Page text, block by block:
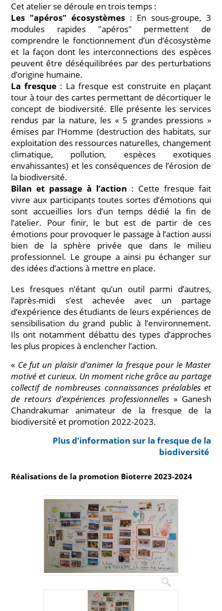
Cet atelier se déroule en trois temps :
Les "apéros" écosystèmes: En sous-groupe, 3
modules rapides "apéros" permettent de
comprendre le fonctionnement d’un d’écosystème
et la façon dont les interconnections des espèces
peuvent être déséquilibrées par des perturbations
d’origine humaine.
La fresque : La fresque est construite en plaçant
tour à tour des cartes permettant de décortiquer le
concept de biodiversité. Elle présente les services
rendus par la nature, les « 5 grandes pressions »
émises par l’Homme (destruction des habitats, sur
exploitation des ressources naturelles, changement
climatique, pollution, espèces exotiques
envahissantes) et les conséquences de l’érosion de
la biodiversité.
Bilan et passage à l’action : Cette fresque fait
vivre aux participants toutes sortes d’émotions qui
sont accueillies lors d’un temps dédié la fin de
l’atelier. Pour finir, le but est de partir de ces
émotions pour provoquer le passage à l’action aussi
bien de la sphère privée que dans le milieu
professionnel. Le groupe a ainsi pu échanger sur
des idées d’actions à mettre en place.
Les fresques n’étant qu’un outil parmi d’autres,
l’après-midi s’est achevée avec un partage
d’expérience des étudiants de leurs expériences de
sensibilisation du grand public à l’environnement.
Ils ont notamment débattu des types d’approches
les plus propices à enclencher l’action.
« Ce fut un plaisir d’animer la fresque pour le Master
motivé et curieux. Un moment riche grâce au partage
collectif de nombreuses connaissances préalables et
de retours d’expériences professionnelles» Ganesh
Chandrakumar animateur de la fresque de la
biodiversité et promotion 2022-2023.
Plus d’information sur la fresque de la
biodiversité
Réalisations de la promotion Bioterre 2023-2024